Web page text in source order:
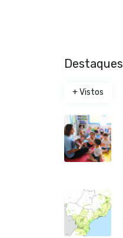
Destaques
+ Vistos